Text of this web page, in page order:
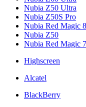
Nubia Z50 Ultra
Nubia Z50S Pro
Nubia Red Magic
Nubia Z50
Nubia Red Magic 7
Highscreen
Alcatel
BlackBerry